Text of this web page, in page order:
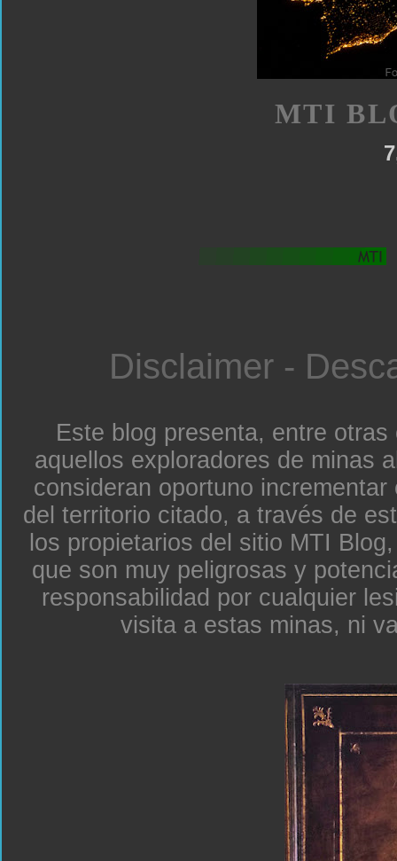
MTI
Disclaimer -
Este blog presenta, entre
aquellos exploradores de minas
consideran oportuno
del territorio citado, a través de
los propietarios del sitio MTI
que son muy peligrosas y
responsabilidad por cualquier
visita a estas minas, ni